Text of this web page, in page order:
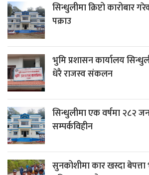
सिन्धुलीमा क्रिप्टो कारोबार
पक्राउ
भुमि प्रशासन कार्यालय
धेरै राजस्व संकलन
सिन्धुलीमा एक वर्षमा २८२
सम्पर्कविहीन
सुनकोशीमा कार खस्दा